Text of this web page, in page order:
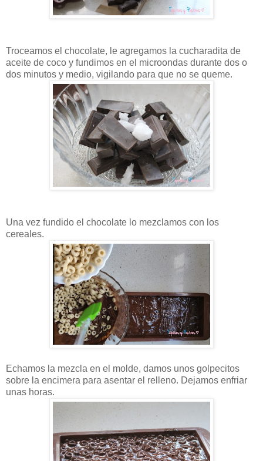
Troceamos el chocolate, le agregamos la cucharadita de
aceite de coco y fundimos en el microondas durante dos o
dos minutos y medio, vigilando para que no se queme.
Una vez fundido el chocolate lo mezclamos con los
cereales.
Echamos la mezcla en el molde, damos unos golpecitos
sobre la encimera para asentar el relleno. Dejamos enfriar
unas horas.